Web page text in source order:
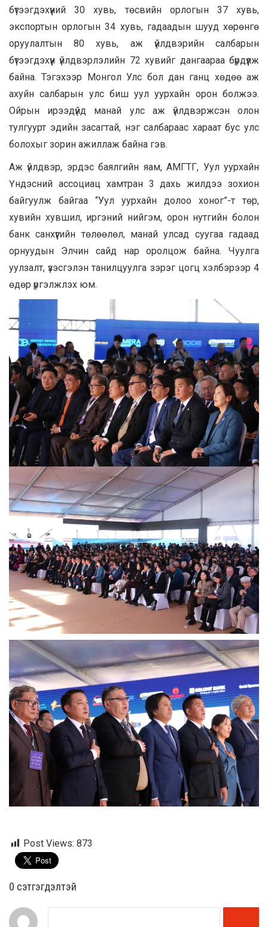
бүтээгдэхүүний 30 хувь, төсвийн орлогын 37 хувь,
экспортын орлогын 34 хувь, гадаадын шууд хөрөнгө
оруулалтын 80 хувь, аж үйлдвэрийн салбарын
бүтээгдэхүүн үйлдвэрлэлийн 72 хувийг дангаараа бүрдүүлж
байна. Тэгэхээр Монгол Улс бол дан ганц хөдөө аж
ахуйн салбарын улс биш уул уурхайн орон болжээ.
Ойрын ирээдүйд манай улс аж үйлдвэржсэн олон
тулгуурт эдийн засагтай, нэг салбараас хараат бус улс
болохыг зорин ажиллаж байна гэв.
Аж үйлдвэр, эрдэс баялгийн яам, АМГТГ, Уул уурхайн
Үндэсний ассоциац хамтран 3 дахь жилдээ зохион
байгуулж байгаа “Уул уурхайн долоо хоног”-т төр,
хувийн хувшил, иргэний нийгэм, орон нутгийн болон
банк санхүүгийн төлөөлөл, манай улсад суугаа гадаад
орнуудын Элчин сайд нар оролцож байна. Чуулга
уулзалт, үзэсгэлэн танилцуулга зэрэг цогц хэлбэрээр 4
өдөр үргэлжлэх юм.
Post Views: 873
0 cэтгэгдэлтэй